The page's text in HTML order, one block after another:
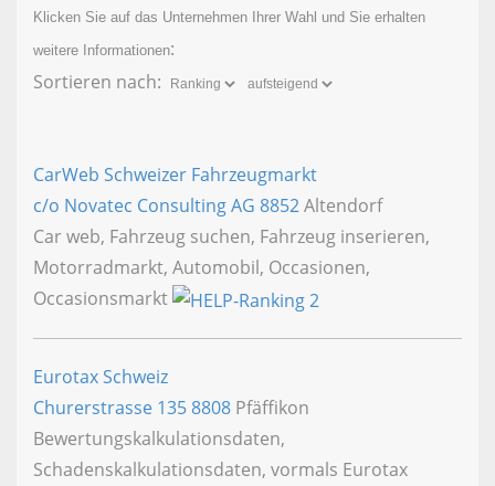
Klicken Sie auf das Unternehmen Ihrer Wahl und Sie erhalten
weitere Informationen:
Sortieren nach:
CarWeb Schweizer Fahrzeugmarkt
c/o Novatec Consulting AG 8852Altendorf
Car web, Fahrzeug suchen, Fahrzeug inserieren,
Motorradmarkt, Automobil, Occasionen,
Occasionsmarkt
Eurotax Schweiz
Churerstrasse 1358808 Pfäffikon
Bewertungskalkulationsdaten,
Schadenskalkulationsdaten, vormals Eurotax